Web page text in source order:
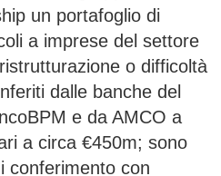
un portafoglio di
a imprese del settore
o difficoltà
dalle banche del
e da AMCO a
a circa €450m; sono
conferimento con